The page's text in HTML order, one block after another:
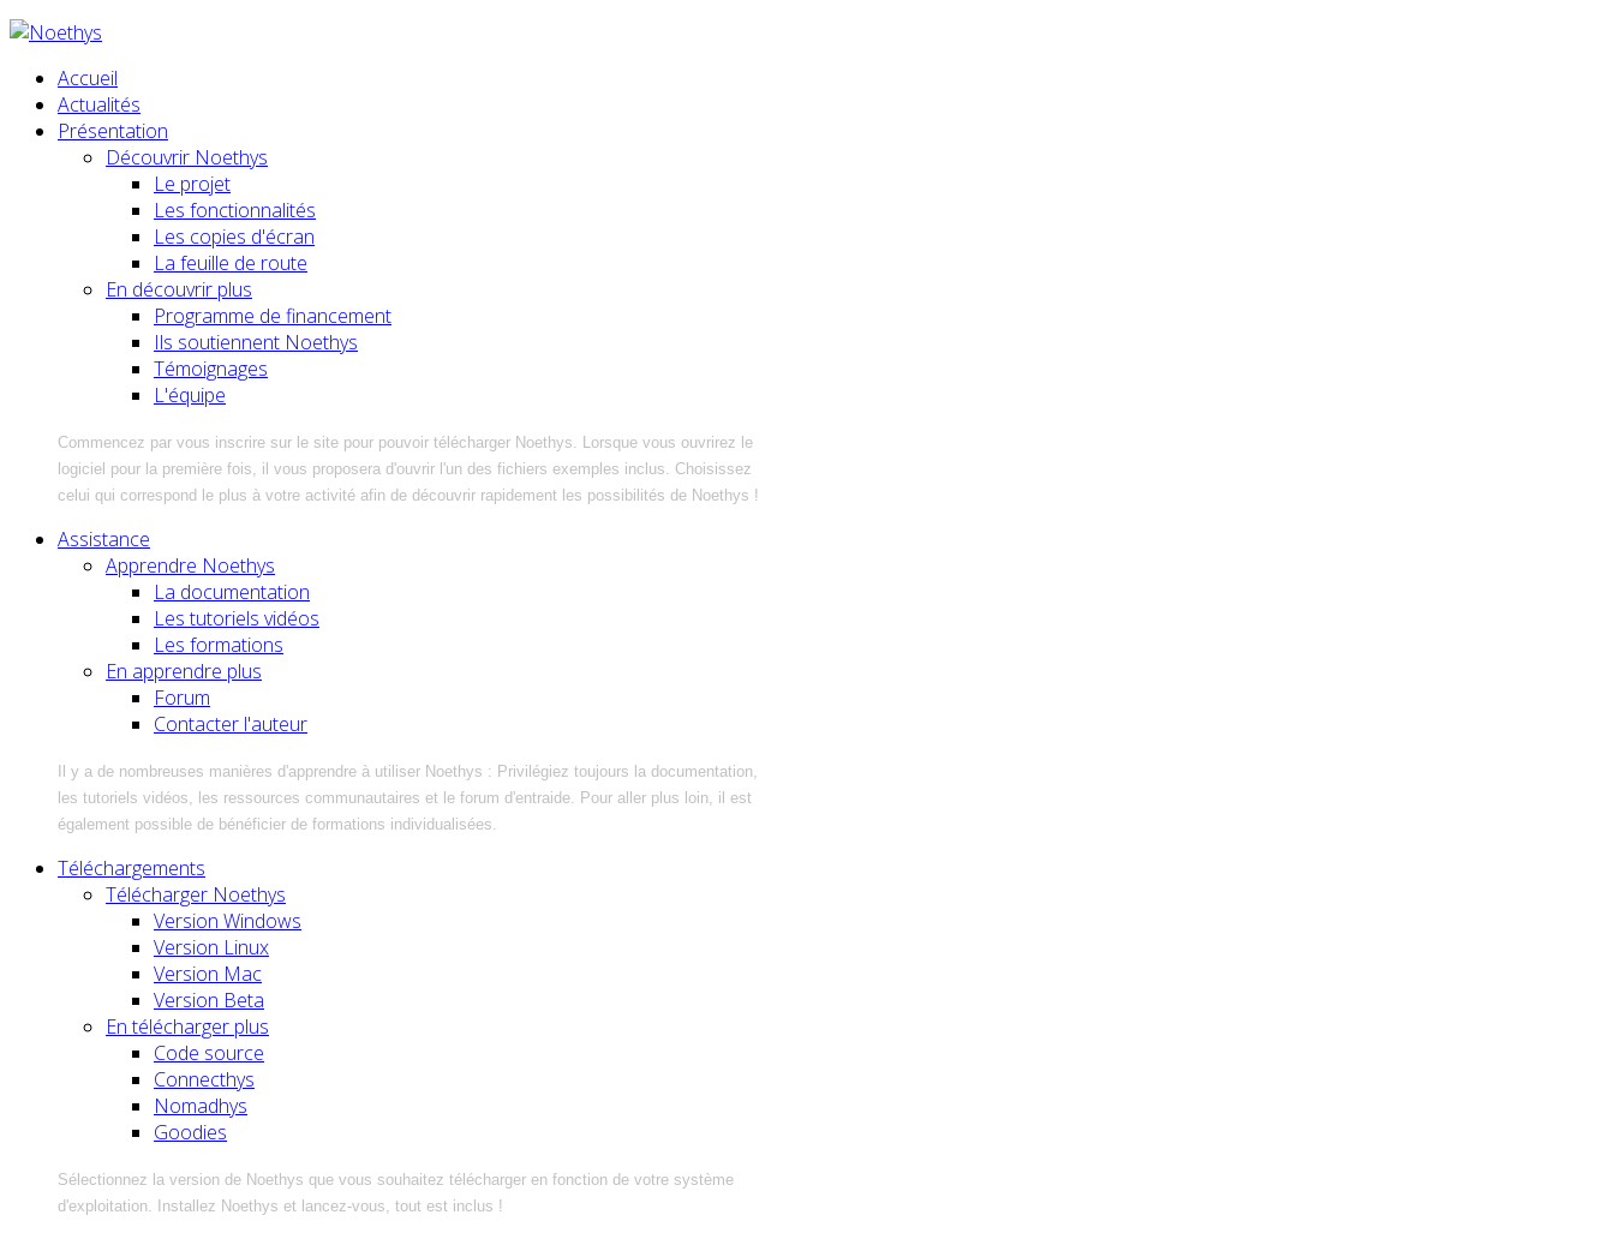
Accueil
Actualités
Présentation
Découvrir Noethys
Le projet
Les fonctionnalités
Les copies d'écran
La feuille de route
En découvrir plus
Programme de financement
Ils soutiennent Noethys
Témoignages
L'équipe
Commencez par vous inscrire sur le site pour pouvoir télécharger Noethys. Lorsque vous ouvrirez le
logiciel pour la première fois, il vous proposera d'ouvrir l'un des fichiers exemples inclus. Choisissez
celui qui correspond le plus à votre activité afin de découvrir rapidement les possibilités de Noethys !
Assistance
Apprendre Noethys
La documentation
Les tutoriels vidéos
Les formations
En apprendre plus
Forum
Contacter l'auteur
Il y a de nombreuses manières d'apprendre à utiliser Noethys : Privilégiez toujours la documentation,
les tutoriels vidéos, les ressources communautaires et le forum d'entraide. Pour aller plus loin, il est
également possible de bénéficier de formations individualisées.
Téléchargements
Télécharger Noethys
Version Windows
Version Linux
Version Mac
Version Beta
En télécharger plus
Code source
Connecthys
Nomadhys
Goodies
Sélectionnez la version de Noethys que vous souhaitez télécharger en fonction de votre système
d'exploitation. Installez Noethys et lancez-vous, tout est inclus !